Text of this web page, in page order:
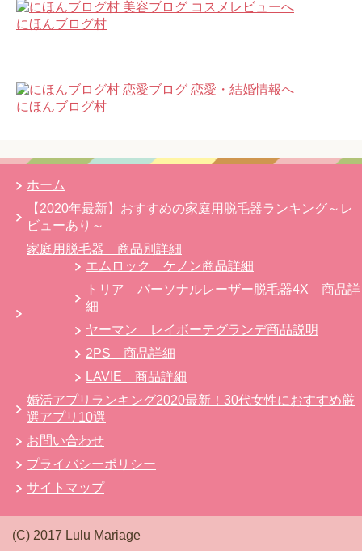
にほんブログ村
にほんブログ村
ホーム
【2020年最新】おすすめの家庭用脱毛器ランキング～レ
ビューあり～
家庭用脱毛器 商品別詳細
エムロック ケノン商品詳細
トリア パーソナルレーザー脱毛器4X 商品詳
細
ヤーマン レイボーテグランデ商品説明
2PS 商品詳細
LAVIE 商品詳細
婚活アプリランキング2020最新！30代女性におすすめ厳
選アプリ10選
お問い合わせ
プライバシーポリシー
サイトマップ
(C) 2017 Lulu Mariage